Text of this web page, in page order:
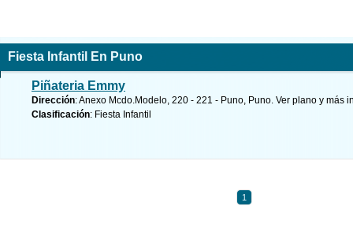
Fiesta Infantil En Puno
Piñateria Emmy
Dirección: Anexo Mcdo.Modelo, 220 - 221 - Puno, Puno. Ver plano y más
Clasificación: Fiesta Infantil
1